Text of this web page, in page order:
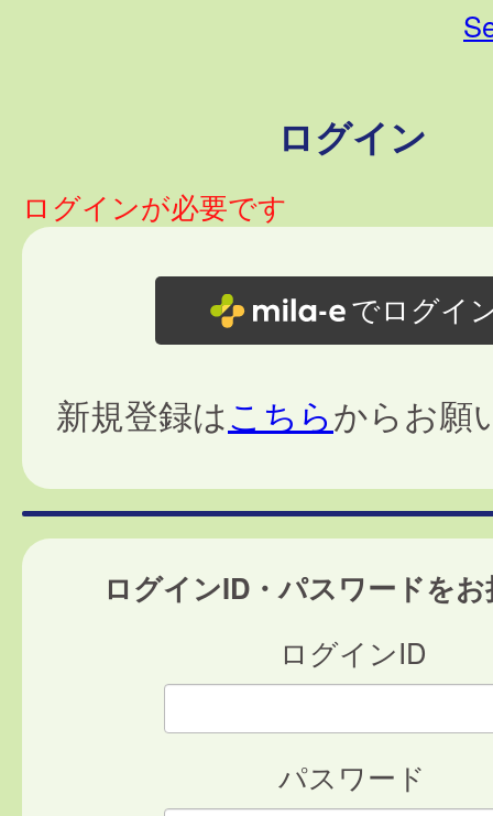
ログイン
ログインが必要です
でログイ
新規登録はこちらからお願
ログインID・パスワードを
ログインID
パスワード